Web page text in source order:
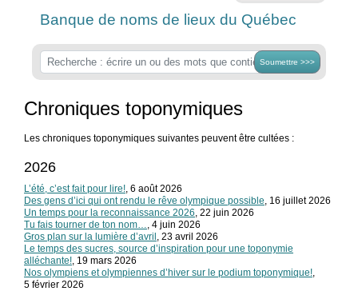
Banque de noms de lieux du Québec
Soumettre >>>
Chroniques toponymiques
Les chroniques toponymiques suivantes peuvent être cultées :
2026
L’été, c’est fait pour lire! , 6 août 2026
Des gens d’ici qui ont rendu le rêve olympique possible , 16 juillet 2026
Un temps pour la reconnaissance 2026 , 22 juin 2026
Tu fais tourner de ton nom…
, 4 juin 2026
Gros plan sur la lumière d’avril , 23 avril 2026
Le temps des sucres, source d’inspiration pour une toponymie
alléchante! , 19 mars 2026
Nos olympiens et olympiennes d’hiver sur le podium toponymique!
5 février 2026